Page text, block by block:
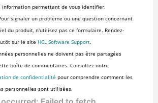
information permettant de vous identifier.
signaler un problème ou une question concernant
du produit, n'utilisez pas ce formulaire. Rendez-
sur le site HCL Software Support.
personnelles ne doivent pas être partagées
boîte de commentaires. Consultez notre
de confidentialité pour comprendre comment les
personnelles sont utilisées.